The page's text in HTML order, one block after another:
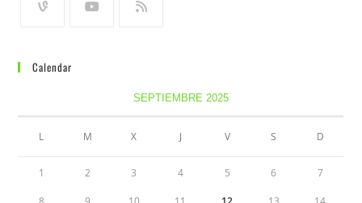
Calendar
SEPTIEMBRE 2025
L M X J V S D
1 2 3 4 5 6 7